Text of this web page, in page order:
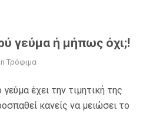
γεύμα ή μήπως όχι;!
in Τρόφιμα
έχει την τιμητική της
κανείς να μειώσει το